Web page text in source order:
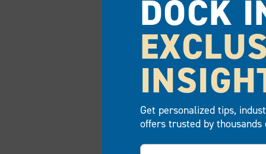
DOCK
Get personalized tips,
offers trusted by
Email